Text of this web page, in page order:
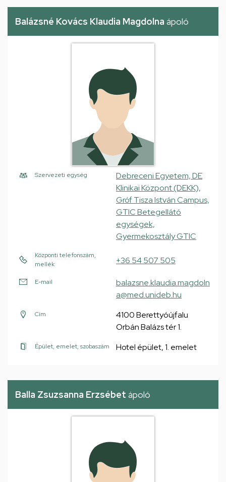
Balázsné Kovács Klaudia Magdolna ápoló
Szervezeti egység
Debreceni Egyetem, DE
Klinikai Központ (DEKK),
Gróf Tisza István Campus,
GTIC Betegellátó
egységek,
Gyermekosztály GTIC
Központi telefonszám,
mellék
+36 54 507 505
E-mail
balazsne.klaudia.magdoln
a@med.unideb.hu
Cím
4100 Berettyóújfalu
Orbán Balázs tér 1.
Épület, emelet, szobaszám Hotel épület, 1. emelet
Balla Zsuzsanna Erzsébet ápoló